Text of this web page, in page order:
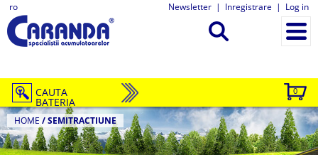
ro Newsletter | Inregistrare | Log in
0
CAUTA
BATERIA
HOME /SEMITRACTIUNE